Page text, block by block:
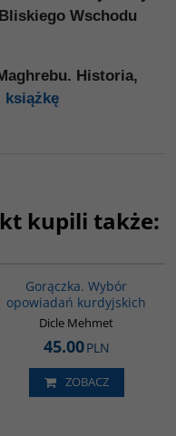
Wschodu
Historia,
książkę
kupili także:
Gorączka. Wybór
opowiadań kurdyjskich
Dicle Mehmet
45.00PLN
ZOBACZ